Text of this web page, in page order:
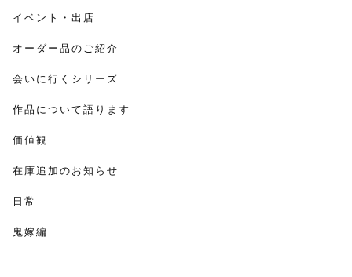
イベント・出店
オーダー品のご紹介
会いに行くシリーズ
作品について語ります
価値観
在庫追加のお知らせ
日常
鬼嫁編